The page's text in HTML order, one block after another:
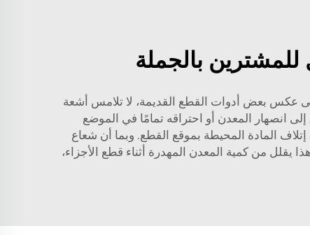
للمشترين بالجملة
عكس بعض أدوات القطع القديمة، لا تلامس أشعة
انصهار المعدن أو احتراقه تمامًا في الموضع
المادة المحيطة بموقع القطع. وبما أن شعاع
من كمية المعدن المهدرة أثناء قطع الأجزاء،